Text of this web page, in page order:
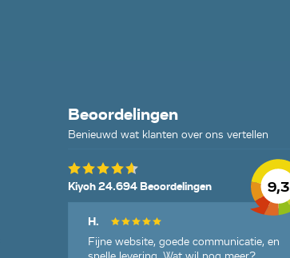
Beoordelingen
Benieuwd wat klanten over ons vertellen
9,3
Kiyoh 24.694 Beoordelingen
H.
Fijne website, goede communicatie, en